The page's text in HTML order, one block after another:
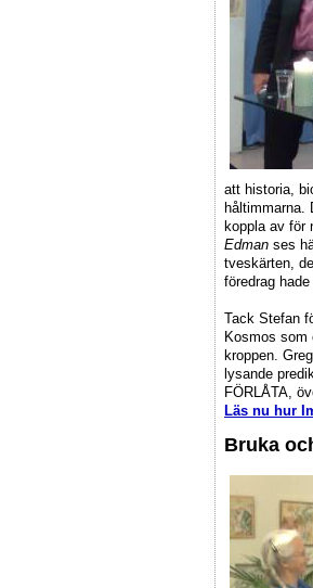
att historia,
håltimmarna.
koppla av för
Edman ses
tveskärten,
föredrag
Tack Stefan
Kosmos som
kroppen.
lysande
FÖRLÅTA,
Läs nu hur
Bruka